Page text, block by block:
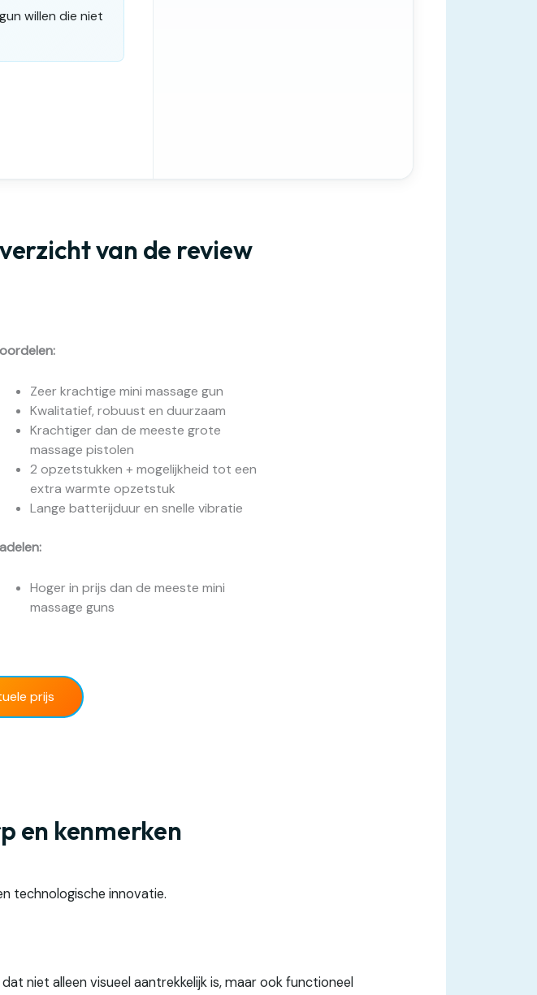
willen die niet
van de review
Zeer krachtige mini massage gun
Kwalitatief, robuust en duurzaam
Krachtiger dan de meeste grote
massage pistolen
2 opzetstukken + mogelijkheid tot een
extra warmte opzetstuk
Lange batterijduur en snelle vibratie
Hoger in prijs dan de meeste mini
massage guns
prijs
en kenmerken
technologische innovatie.
niet alleen visueel aantrekkelijk is, maar ook functioneel